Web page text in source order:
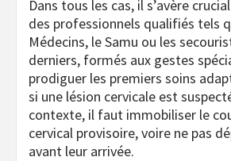
Dans tous les cas, il s’avère
des professionnels qualifiés tels
Médecins, le Samu ou les
derniers, formés aux gestes
prodiguer les premiers soins
si une lésion cervicale est
contexte, il faut immobiliser le
cervical provisoire, voire ne pas
avant leur arrivée.